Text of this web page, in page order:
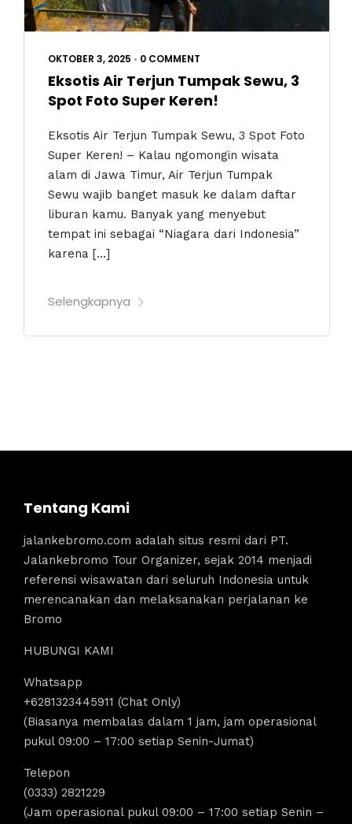
OKTOBER 3, 2025 • 0 COMMENT
Eksotis Air Terjun Tumpak Sewu, 3
Spot Foto Super Keren!
Eksotis Air Terjun Tumpak Sewu, 3 Spot Foto
Super Keren! – Kalau ngomongin wisata
alam di Jawa Timur, Air Terjun Tumpak
Sewu wajib banget masuk ke dalam daftar
liburan kamu. Banyak yang menyebut
tempat ini sebagai “Niagara dari Indonesia”
karena […]
Selengkapnya
Tentang Kami
jalankebromo.com adalah situs resmi dari PT.
Jalankebromo Tour Organizer, sejak 2014 menjadi
referensi wisawatan dari seluruh Indonesia untuk
merencanakan dan melaksanakan perjalanan ke
Bromo
HUBUNGI KAMI
Whatsapp
+6281323445911 (Chat Only)
(Biasanya membalas dalam 1 jam, jam operasional
pukul 09:00 – 17:00 setiap Senin-Jumat)
Telepon
(0333) 2821229
(Jam operasional pukul 09:00 – 17:00 setiap Senin –